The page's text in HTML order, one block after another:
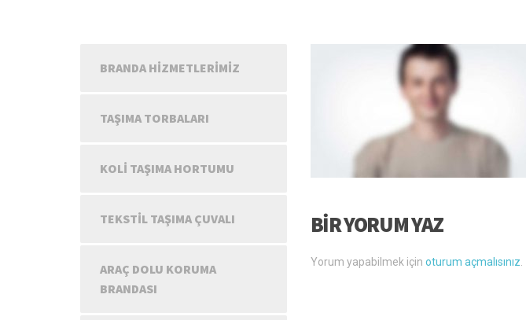
BIR YORUM YAZ
Yorum yapabilmek için oturum açmalısınız
BRANDA HIZMETLERIMIZ
TAŞIMA TORBALARI
KOLI TAŞIMA HORTUMU
TEKSTIL TAŞIMA ÇUVALI
ARAÇ DOLU KORUMA
BRANDASI